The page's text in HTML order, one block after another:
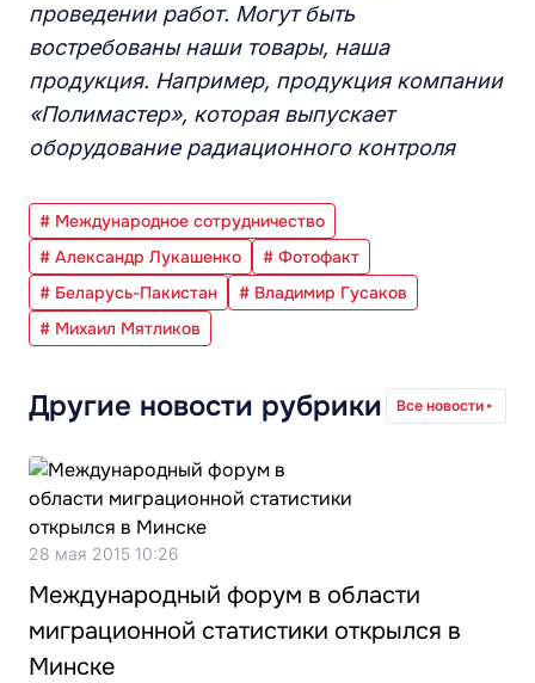
проведении работ. Могут быть
востребованы наши товары, наша
продукция. Например, продукция компании
«Полимастер», которая выпускает
оборудование радиационного контроля
# Международное сотрудничество
# Александр Лукашенко
# Фотофакт
# Беларусь-Пакистан
# Владимир Гусаков
# Михаил Мятликов
Другие новости рубрики Все новости
28 мая 2015 10:26
Международный форум в области
миграционной статистики открылся в
Минске